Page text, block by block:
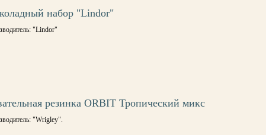
набор "Lindor"
"Lindor"
резинка ORBIT Тропический микс
"Wrigley".